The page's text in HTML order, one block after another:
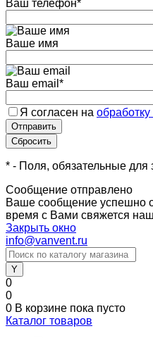
Ваш телефон*
Ваше имя
Ваш email *
Я согласен на
* - Поля, обязательные для
Сообщение отправлено
Ваше сообщение успешно
время с Вами свяжется
Закрыть окно
info@vanvent.ru
0
0
0 В корзине пока пусто
Каталог товаров